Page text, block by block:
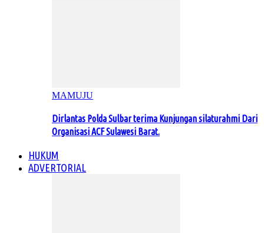
MAMUJU
Dirlantas Polda Sulbar terima Kunjungan silaturahmi Dari
Organisasi ACF Sulawesi Barat.
HUKUM
ADVERTORIAL